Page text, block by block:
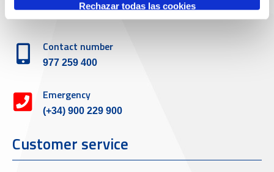
Rechazar todas las cookies
Contact number
977 259 400
Emergency
(+34) 900 229 900
Customer service